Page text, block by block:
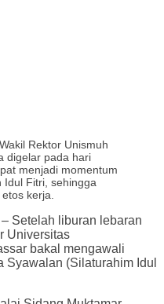
Rektor Unismuh
digelar pada hari
menjadi momentum
Idul Fitri, sehingga
kerja.
– Setelah liburan lebaran
Universitas
bakal mengawali
Syawalan (Silaturahim Idul